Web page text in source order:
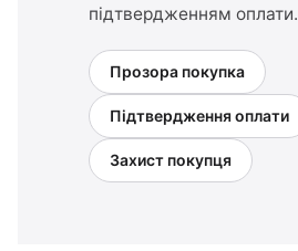
підтвердженням оплати.
Прозора покупка
Підтвердження оплати
Захист покупця